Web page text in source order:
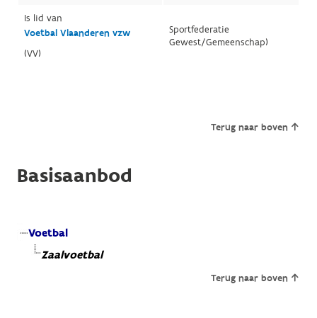
Is lid van
Voetbal Vlaanderen vzw
(VV)
Sportfederatie
Gewest/Gemeenschap)
Terug naar boven
Basisaanbod
Voetbal
Zaalvoetbal
Terug naar boven